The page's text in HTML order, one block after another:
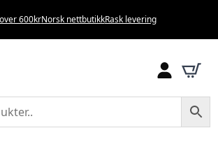
600krNorsk nettbutikkRask levering